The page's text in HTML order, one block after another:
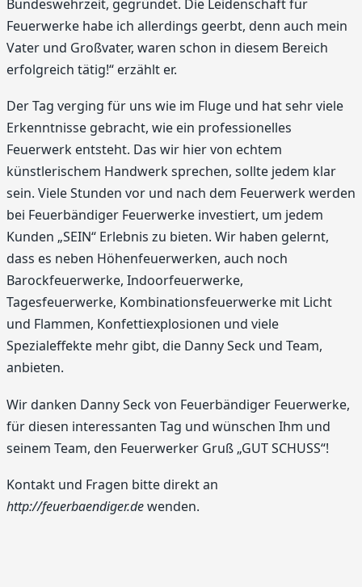
Bundeswehrzeit, gegründet. Die Leidenschaft für
Feuerwerke habe ich allerdings geerbt, denn auch mein
Vater und Großvater, waren schon in diesem Bereich
erfolgreich tätig!“ erzählt er.
Der Tag verging für uns wie im Fluge und hat sehr viele
Erkenntnisse gebracht, wie ein professionelles
Feuerwerk entsteht. Das wir hier von echtem
künstlerischem Handwerk sprechen, sollte jedem klar
sein. Viele Stunden vor und nach dem Feuerwerk werden
bei Feuerbändiger Feuerwerke investiert, um jedem
Kunden „SEIN“ Erlebnis zu bieten. Wir haben gelernt,
dass es neben Höhenfeuerwerken, auch noch
Barockfeuerwerke, Indoorfeuerwerke,
Tagesfeuerwerke, Kombinationsfeuerwerke mit Licht
und Flammen, Konfettiexplosionen und viele
Spezialeffekte mehr gibt, die Danny Seck und Team,
anbieten.
Wir danken Danny Seck von Feuerbändiger Feuerwerke,
für diesen interessanten Tag und wünschen Ihm und
seinem Team, den Feuerwerker Gruß „GUT SCHUSS“!
Kontakt und Fragen bitte direkt an
http://feuerbaendiger.dewenden.